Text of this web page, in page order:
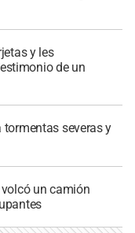
y les
de un
severas y
un camión